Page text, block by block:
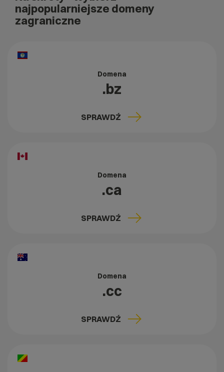
najpopularniejsze domeny
zagraniczne
Domena
.bz
SPRAWDŹ
Domena
.ca
SPRAWDŹ
Domena
.cc
SPRAWDŹ